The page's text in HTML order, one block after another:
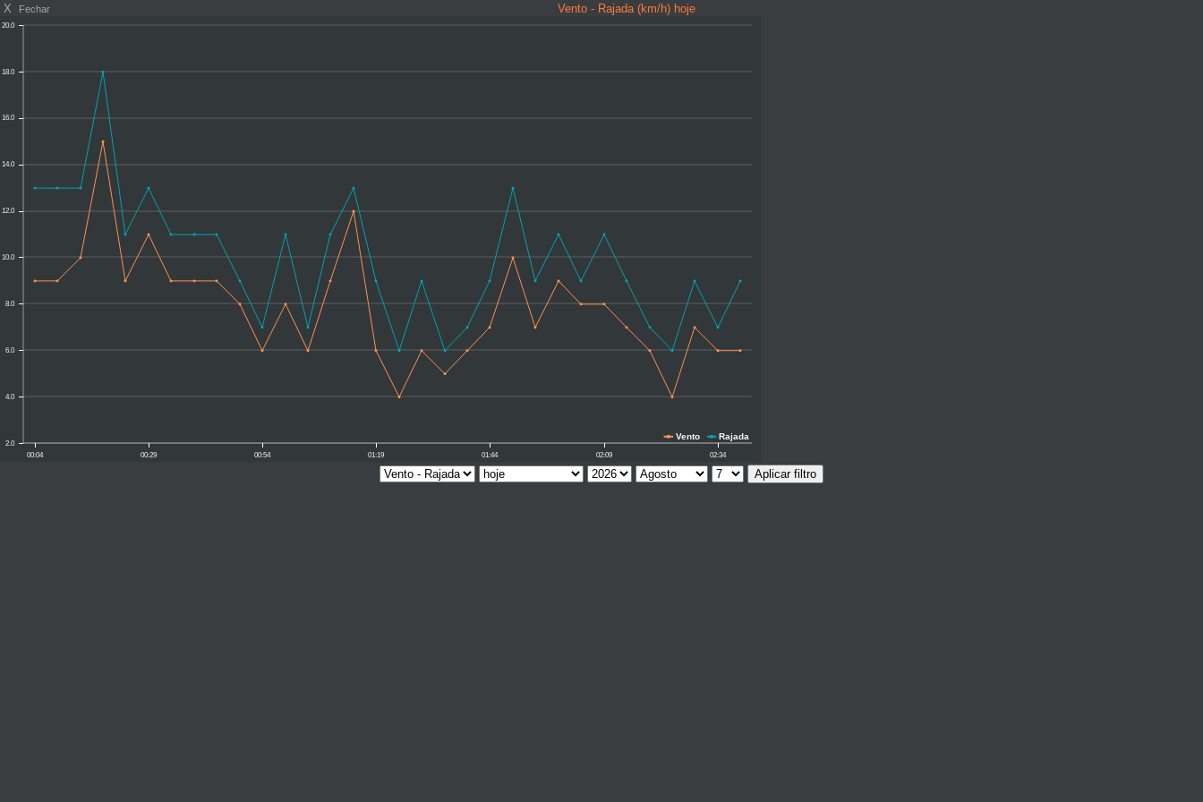
X Fechar Vento - Rajada (km/h) hoje